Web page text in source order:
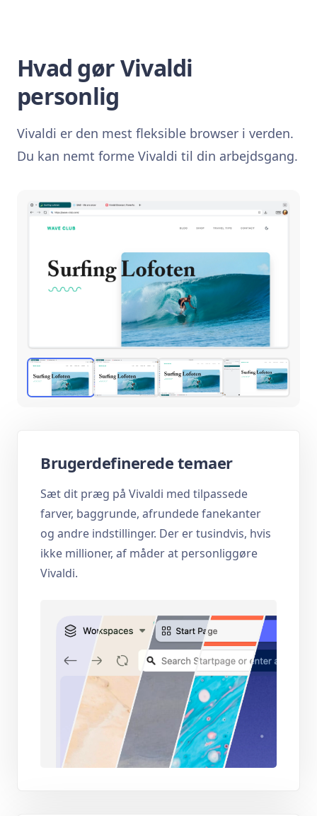
Hvad gør Vivaldi
personlig
Vivaldi er den mest fleksible browser i verden.
Du kan nemt forme Vivaldi til din arbejdsgang.
Brugerdefinerede temaer
Sæt dit præg på Vivaldi med tilpassede
farver, baggrunde, afrundede fanekanter
og andre indstillinger. Der er tusindvis, hvis
ikke millioner, af måder at personliggøre
Vivaldi.